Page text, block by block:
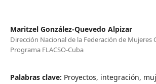
Maritzel González-Quevedo Alpizar
Dirección Nacional de la Federación de Mujeres
Programa FLACSO-Cuba
Palabras clave: Proyectos, integración,